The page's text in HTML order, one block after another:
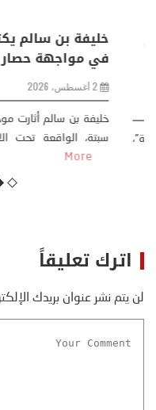
منذر بالضيافي يكتب
من ظاهرة طبيعية ..
مقاربة سوسيولوجية )
كتب: منذر بالضيافي بدأت
منذ نهاية ثمانينات القرن
اترك تعليقاً
لن يتم نشر عنوان بريدك